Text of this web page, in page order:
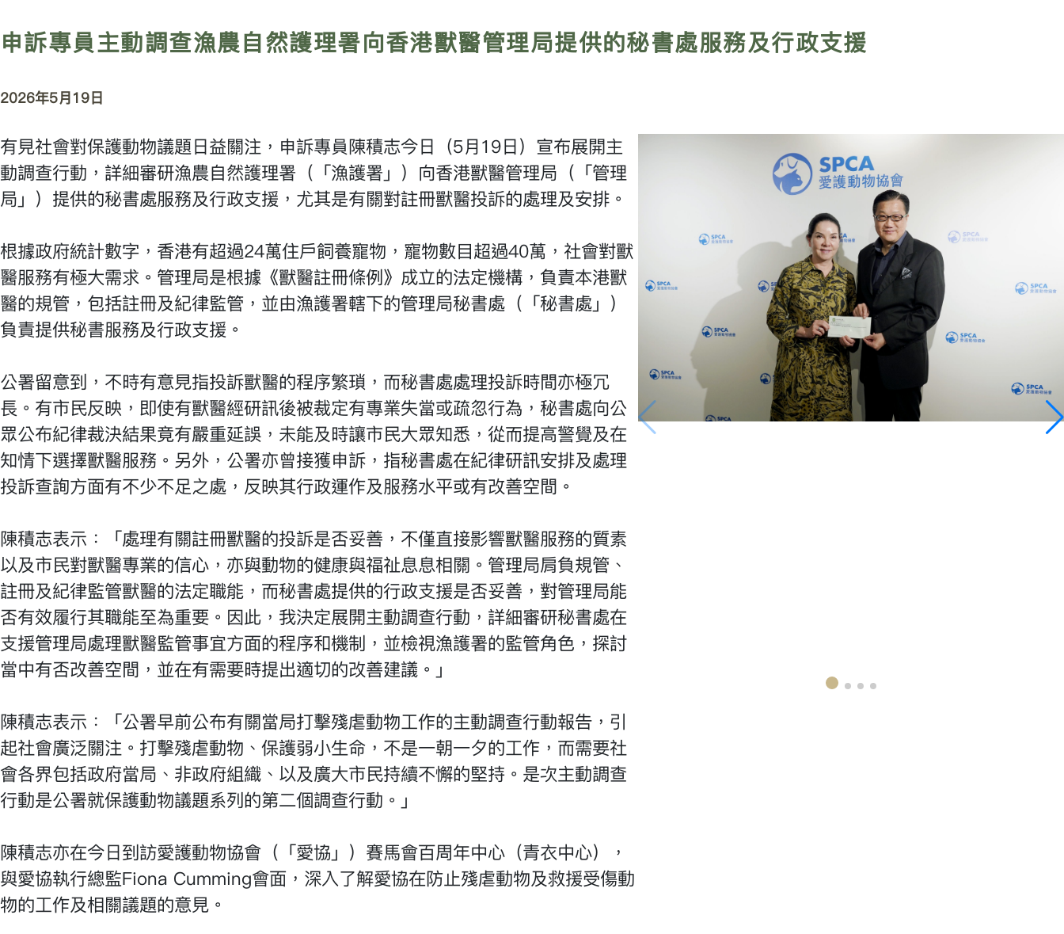
申訴專員主動調查漁農自然護理署向香港獸醫管理局提供的秘書處服務及行政支援
2026年5月19日
有見社會對保護動物議題日益關注，申訴專員陳積志今日（5月19日）宣布展開主
動調查行動，詳細審研漁農自然護理署（「漁護署」）向香港獸醫管理局（「管理
局」）提供的秘書處服務及行政支援，尤其是有關對註冊獸醫投訴的處理及安排。
根據政府統計數字，香港有超過24萬住戶飼養寵物，寵物數目超過40萬，社會對獸
醫服務有極大需求。管理局是根據《獸醫註冊條例》成立的法定機構，負責本港獸
醫的規管，包括註冊及紀律監管，並由漁護署轄下的管理局秘書處（「秘書處」）
負責提供秘書服務及行政支援。
公署留意到，不時有意見指投訴獸醫的程序繁瑣，而秘書處處理投訴時間亦極冗
長。有市民反映，即使有獸醫經研訊後被裁定有專業失當或疏忽行為，秘書處向公
眾公布紀律裁決結果竟有嚴重延誤，未能及時讓市民大眾知悉，從而提高警覺及在
知情下選擇獸醫服務。另外，公署亦曾接獲申訴，指秘書處在紀律研訊安排及處理
投訴查詢方面有不少不足之處，反映其行政運作及服務水平或有改善空間。
陳積志表示：「處理有關註冊獸醫的投訴是否妥善，不僅直接影響獸醫服務的質素
以及市民對獸醫專業的信心，亦與動物的健康與福祉息息相關。管理局肩負規管、
註冊及紀律監管獸醫的法定職能，而秘書處提供的行政支援是否妥善，對管理局能
否有效履行其職能至為重要。因此，我決定展開主動調查行動，詳細審研秘書處在
支援管理局處理獸醫監管事宜方面的程序和機制，並檢視漁護署的監管角色，探討
當中有否改善空間，並在有需要時提出適切的改善建議。」
陳積志表示：「公署早前公布有關當局打擊殘虐動物工作的主動調查行動報告，引
起社會廣泛關注。打擊殘虐動物、保護弱小生命，不是一朝一夕的工作，而需要社
會各界包括政府當局、非政府組織、以及廣大市民持續不懈的堅持。是次主動調查
行動是公署就保護動物議題系列的第二個調查行動。」
陳積志亦在今日到訪愛護動物協會（「愛協」）賽馬會百周年中心（青衣中心），
與愛協執行總監Fiona Cumming會面，深入了解愛協在防止殘虐動物及救援受傷動
物的工作及相關議題的意見。